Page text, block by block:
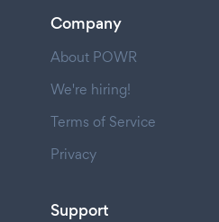
Company
About POWR
We're hiring!
Terms of Service
Privacy
Support